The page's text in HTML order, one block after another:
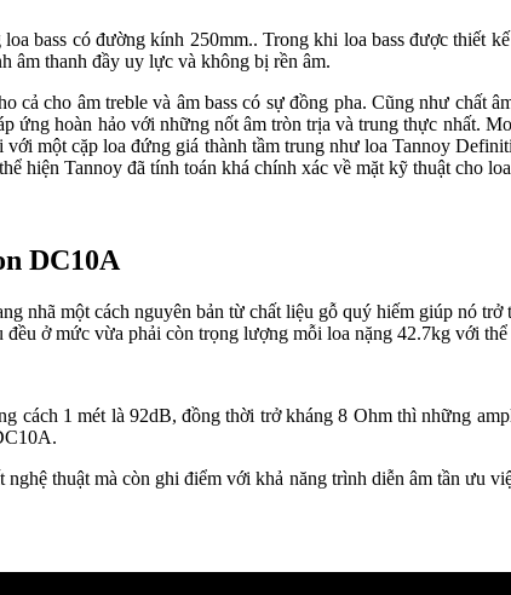
bass có đường kính 250mm.. Trong khi loa bass được thiết
âm thanh đầy uy lực và không bị rền âm.
cho âm treble và âm bass có sự đồng pha. Cũng như chất
hoàn hảo với những nốt âm tròn trịa và trung thực nhất.
một cặp loa đứng giá thành tầm trung như loa Tannoy
hiện Tannoy đã tính toán khá chính xác về mặt kỹ thuật cho
DC10A
nhã một cách nguyên bản từ chất liệu gỗ quý hiếm giúp nó
ở mức vừa phải còn trọng lượng mỗi loa nặng 42.7kg với
cách 1 mét là 92dB, đồng thời trở kháng 8 Ohm thì những
thuật mà còn ghi điểm với khả năng trình diễn âm tần ưu